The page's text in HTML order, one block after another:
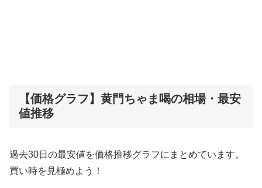
【価格グラフ】黄門ちゃま喝の相場・最安
値推移
過去30日の最安値を価格推移グラフにまとめています。
買い時を見極めよう！